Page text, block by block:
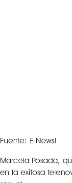
Fuente: E-News!
Marcela Posada,
en la exitosa